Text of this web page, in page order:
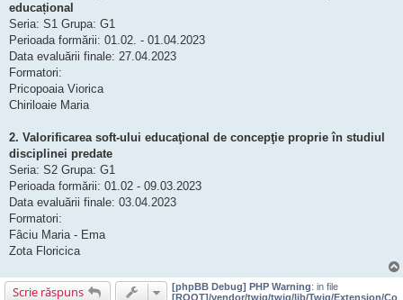
educațional
Seria: S1 Grupa: G1
Perioada formării: 01.02. - 01.04.2023
Data evaluării finale: 27.04.2023
Formatori:
Pricopoaia Viorica
Chiriloaie Maria
2. Valorificarea soft-ului educaţional de concepţie proprie în studiul
disciplinei predate
Seria: S2 Grupa: G1
Perioada formării: 01.02 - 09.03.2023
Data evaluării finale: 03.04.2023
Formatori:
Fâciu Maria - Ema
Zota Floricica
Scrie răspuns [phpBB Debug] PHP Warning: in file
[ROOT]/vendor/twig/twig/lib/Twig/Extension/Co